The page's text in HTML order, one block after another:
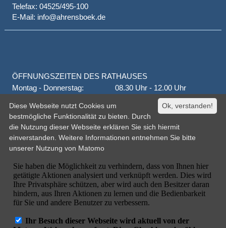
Telefax: 04525/495-100
E-Mail: info@ahrensboek.de
ÖFFNUNGSZEITEN DES RATHAUSES
Montag - Donnerstag:
08.30 Uhr - 12.00 Uhr
14.00 Uhr - 18.00 Uhr
jeden 1. und 3. Montag
16.00 Uhr - 18.00 Uhr
Freitag
geschlossen
oder nach Vereinbarung
Ok, verstanden!
Diese Webseite nutzt Cookies um
bestmögliche Funktionalität zu bieten. Durch
die Nutzung dieser Webseite erklären Sie sich hiermit
einverstanden. Weitere Informationen entnehmen Sie bitte
unserer Nutzung von Matomo